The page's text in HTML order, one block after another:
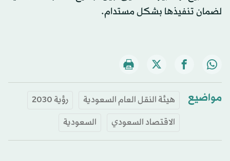
لضمان تنفيذها بشكل مستدام.
مواضيع هيئة النقل العام السعودية
رؤية 2030
الاقتصاد السعودي
السعودية